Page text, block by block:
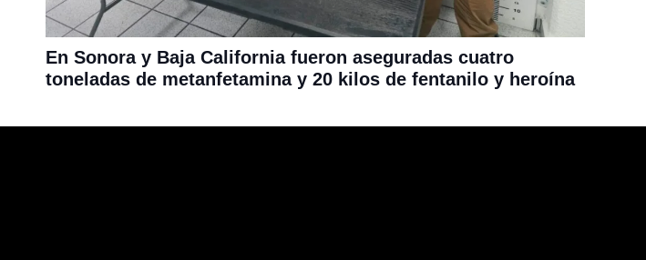
En Sonora y Baja California fueron aseguradas cuatro
toneladas de metanfetamina y 20 kilos de fentanilo y heroína